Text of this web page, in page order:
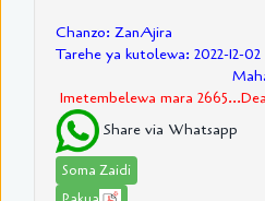
Chanzo: ZanAjira
Tarehe ya kutolewa: 2022-12-02
Imetembelewa mara
Share via Whatsapp
Soma Zaidi